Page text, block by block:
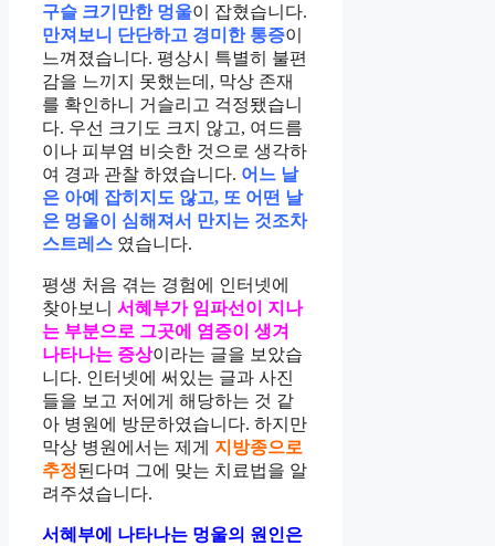
구슬 크기만한 멍울이 잡혔습니다.
만져보니 단단하고 경미한 통증이
느껴졌습니다. 평상시 특별히 불편
감을 느끼지 못했는데, 막상 존재
를 확인하니 거슬리고 걱정됐습니
다. 우선 크기도 크지 않고, 여드름
이나 피부염 비슷한 것으로 생각하
여 경과 관찰 하였습니다. 어느 날
은 아예 잡히지도 않고, 또 어떤 날
은 멍울이 심해져서 만지는 것조차
스트레스 였습니다.
평생 처음 겪는 경험에 인터넷에
찾아보니 서혜부가 임파선이 지나
는 부분으로 그곳에 염증이 생겨
나타나는 증상이라는 글을 보았습
니다. 인터넷에 써있는 글과 사진
들을 보고 저에게 해당하는 것 같
아 병원에 방문하였습니다. 하지만
막상 병원에서는 제게 지방종으로
추정된다며 그에 맞는 치료법을 알
려주셨습니다.
서혜부에 나타나는 멍울의 원인은